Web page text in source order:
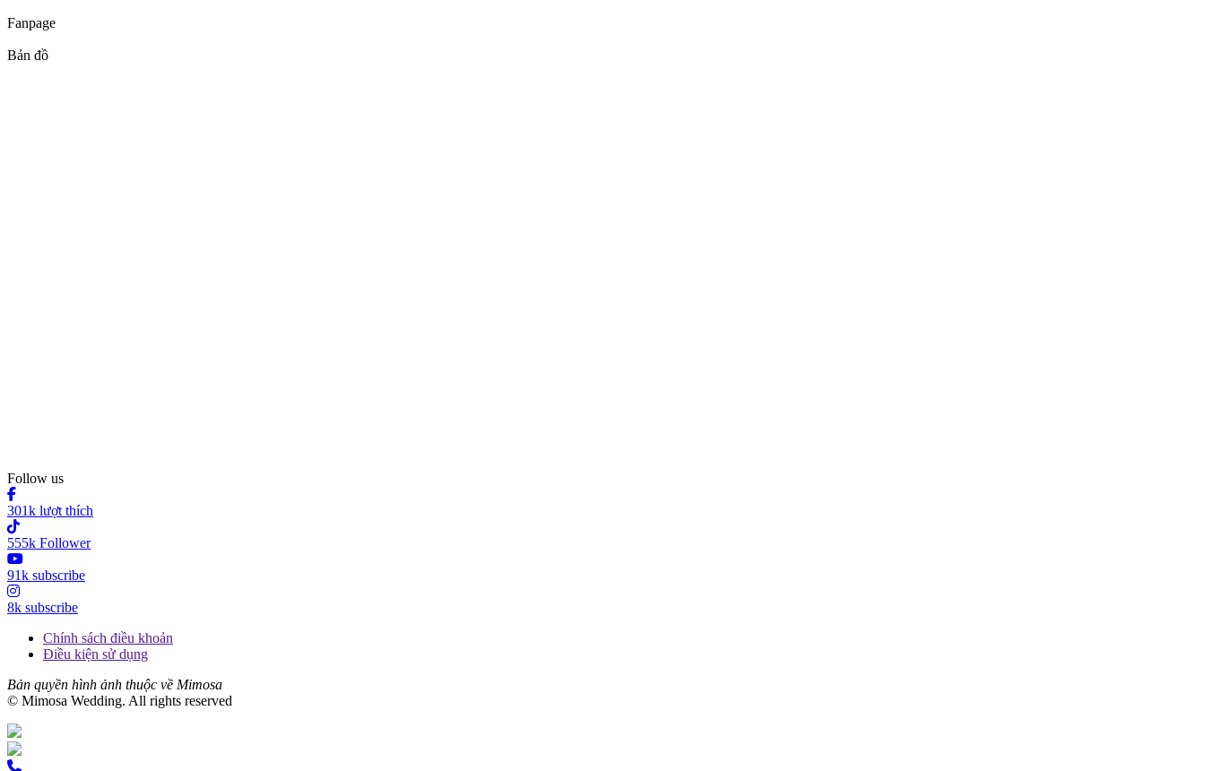
Fanpage
Bản đồ
Follow us
301k lượt thích
555k Follower
91k subscribe
8k subscribe
Chính sách điều khoản
Điều kiện sử dụng
Bản quyền hình ảnh thuộc về Mimosa
© Mimosa Wedding. All rights reserved